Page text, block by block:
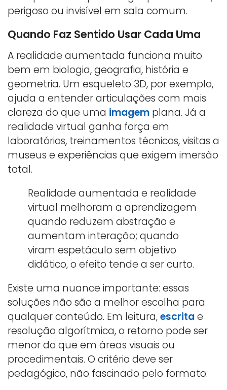
perigoso ou invisível em sala comum.
Quando Faz Sentido Usar Cada Uma
A realidade aumentada funciona muito
bem em biologia, geografia, história e
geometria. Um esqueleto 3D, por exemplo,
ajuda a entender articulações com mais
clareza do que uma imagem plana. Já a
realidade virtual ganha força em
laboratórios, treinamentos técnicos, visitas a
museus e experiências que exigem imersão
total.
Realidade aumentada e realidade
virtual melhoram a aprendizagem
quando reduzem abstração e
aumentam interação; quando
viram espetáculo sem objetivo
didático, o efeito tende a ser curto.
Existe uma nuance importante: essas
soluções não são a melhor escolha para
qualquer conteúdo. Em leitura,escrita e
resolução algorítmica, o retorno pode ser
menor do que em áreas visuais ou
procedimentais. O critério deve ser
pedagógico, não fascinado pelo formato.